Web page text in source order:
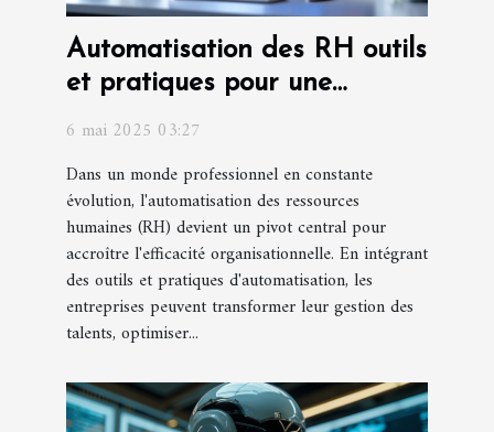
Automatisation des RH outils
et pratiques pour une
6 mai 2025 03:27
Dans un monde professionnel en constante
évolution, l'automatisation des ressources
humaines (RH) devient un pivot central pour
accroître l'efficacité organisationnelle. En intégrant
des outils et pratiques d'automatisation, les
entreprises peuvent transformer leur gestion des
talents, optimiser...